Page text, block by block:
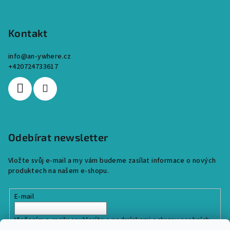
Kontakt
info@an-ywhere.cz
+420724733617
Odebírat newsletter
Vložte svůj e-mail a my vám budeme zasílat informace o nových
produktech na našem e-shopu.
E-mail
Vložením e-mailu souhlasíte spodmínkami ochrany osobních